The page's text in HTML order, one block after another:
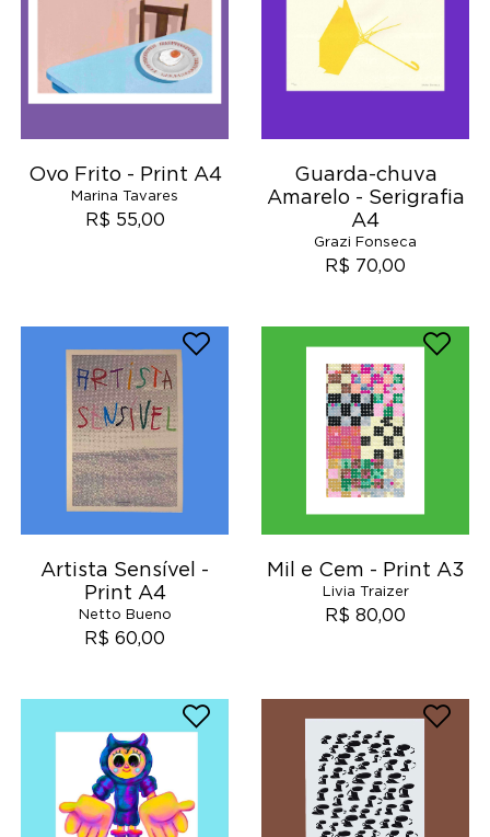
Ovo Frito - Print A4
Marina Tavares
R$ 55,00
Guarda-chuva
Amarelo - Serigrafia
A4
Grazi Fonseca
R$ 70,00
Artista Sensível -
Print A4
Netto Bueno
R$ 60,00
Mil e Cem - Print A3
Livia Traizer
R$ 80,00